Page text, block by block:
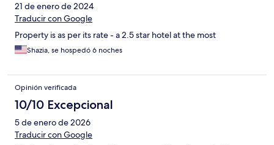
21 de enero de 2024
Traducir con Google
Property is as per its rate - a 2.5 star hotel at the most
Shazia, se hospedó 6 noches
Opinión verificada
10/10 Excepcional
5 de enero de 2026
Traducir con Google